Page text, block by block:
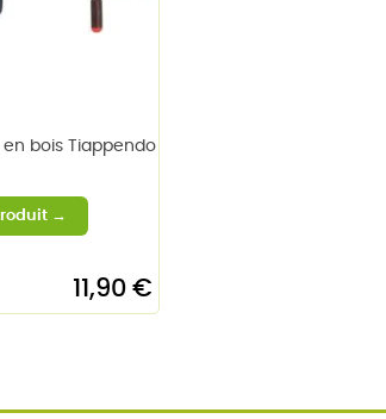
en bois Tiappendo
11,90 €